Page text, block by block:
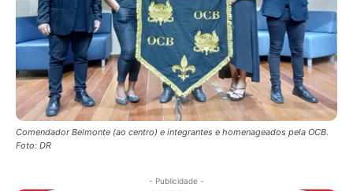
Comendador Belmonte (ao centro) e integrantes e homenageados pela OCB.
Foto: DR
- Publicidade -